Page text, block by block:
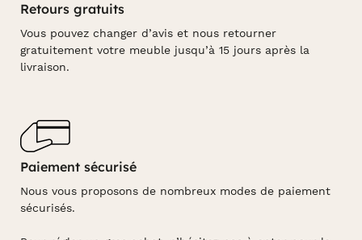
Retours gratuits
Vous pouvez changer d’avis et nous retourner
gratuitement votre meuble jusqu’à 15 jours après la
livraison.
Paiement sécurisé
Nous vous proposons de nombreux modes de paiement
sécurisés.